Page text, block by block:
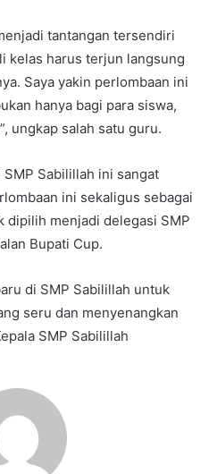
tantangan tersendiri
kelas harus terjun langsung
Saya yakin perlombaan ini
hanya bagi para siswa,
ungkap salah satu guru.
Sabilillah ini sangat
ini sekaligus sebagai
dipilih menjadi delegasi SMP
Bupati Cup.
di SMP Sabilillah untuk
seru dan menyenangkan
SMP Sabilillah